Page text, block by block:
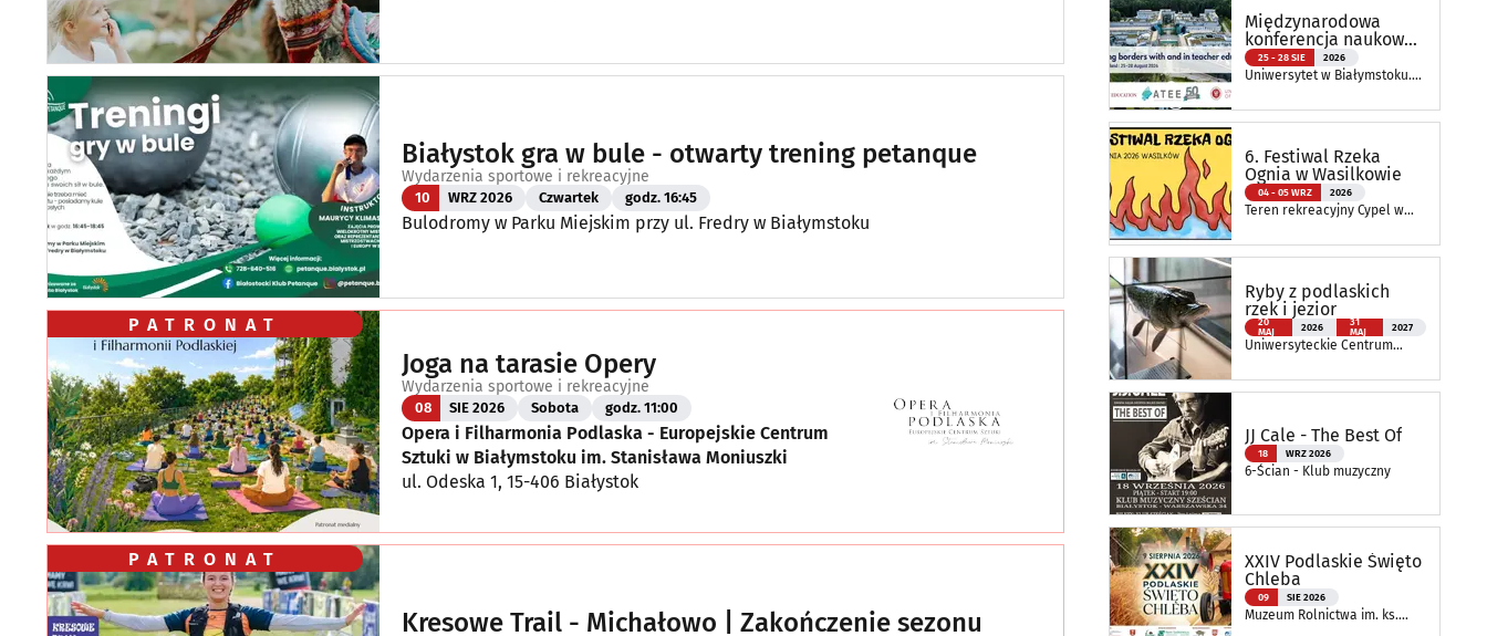
Białystok gra w bule - otwarty trening petanque
Wydarzenia sportowe i rekreacyjne
10 WRZ 2026 Czwartek godz. 16:45
Bulodromy w Parku Miejskim przy ul. Fredry w Białymstoku
PATRONAT
Joga na tarasie Opery
Wydarzenia sportowe i rekreacyjne
08 SIE 2026 Sobota godz. 11:00
Opera i Filharmonia Podlaska - Europejskie Centrum
Sztuki w Białymstoku im. Stanisława Moniuszki
ul. Odeska 1, 15-406 Białystok
PATRONAT
Kresowe Trail - Michałowo | Zakończenie sezonu
Międzynarodowa
konferencja naukowa
ATEE Annual
Conference 2026
25 - 28 SIE 2026
Uniwersytet w Białymstoku.
6. Festiwal Rzeka
Ognia w Wasilkowie
04 - 05 WRZ 2026
Teren rekreacyjny Cypel w
Ryby z podlaskich
rzek i jezior
20
MAJ
2026
31
MAJ
2027
Uniwersyteckie Centrum
Andrzeja Myrchy
JJ Cale - The Best Of
18 WRZ 2026
6-Ścian - Klub muzyczny
XXIV Podlaskie Święto
Chleba
09 SIE 2026
Muzeum Rolnictwa im. ks.